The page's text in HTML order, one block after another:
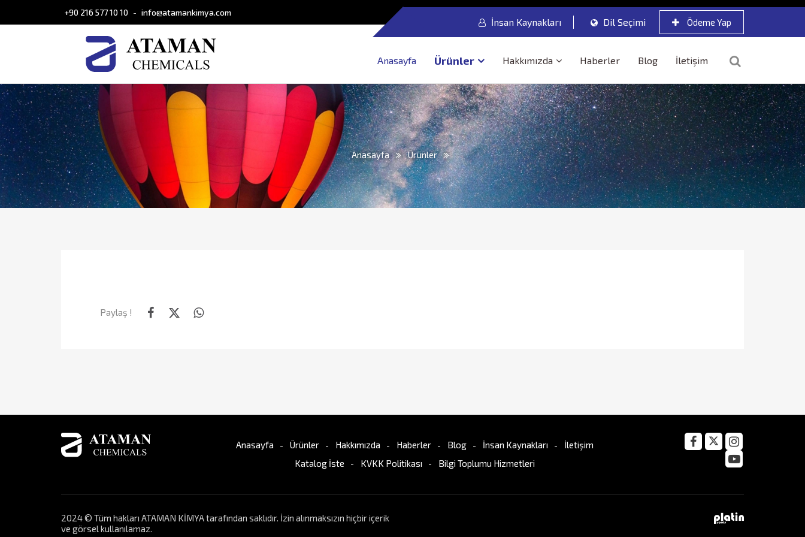
+90 216 577 10 10 - info@atamankimya.com
İnsan Kaynakları Dil Seçimi Ödeme Yap
Anasayfa Ürünler Hakkımızda Haberler Blog İletişim
Anasayfa Ürünler
Paylaş !
Anasayfa Ürünler Hakkımızda Haberler Blog İnsan Kaynakları
İletişim
Katalog İste
KVKK Politikası Bilgi Toplumu Hizmetleri
2024 © Tüm hakları ATAMAN KİMYA tarafından saklıdır. İzin alınmaksızın hiçbir içerik
ve görsel kullanılamaz.